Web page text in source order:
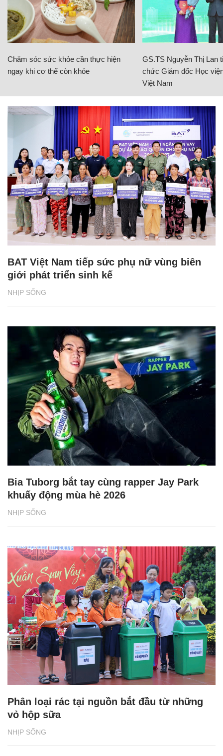
Chăm sóc sức khỏe cần thực hiện
ngay khi cơ thể còn khỏe
GS.TS Nguyễn Thị Lan
chức Giám đốc Học
Việt Nam
NHỊP SỐNG
BAT Việt Nam tiếp sức phụ nữ vùng biên
giới phát triển sinh kế
NHỊP SỐNG
Bia Tuborg bắt tay cùng rapper Jay Park
khuấy động mùa hè 2026
NHỊP SỐNG
Phân loại rác tại nguồn bắt đầu từ những
vỏ hộp sữa